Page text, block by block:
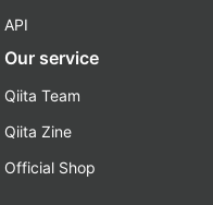
API
Our service
Qiita Team
Qiita Zine
Official Shop